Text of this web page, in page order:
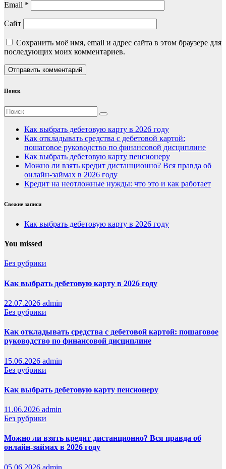
Email *
Сайт
Сохранить моё имя, email и адрес сайта в этом браузере для
последующих моих комментариев.
Поиск
Как выбрать дебетовую карту в 2026 году
Как откладывать средства с дебетовой картой:
пошаговое руководство по финансовой дисциплине
Как выбрать дебетовую карту пенсионеру
Можно ли взять кредит дистанционно? Вся правда об
онлайн-займах в 2026 году
Кредит на неотложные нужды: что это и как работает
Свежие записи
Как выбрать дебетовую карту в 2026 году
You missed
Без рубрики
Как выбрать дебетовую карту в 2026 году
22.07.2026 admin
Без рубрики
Как откладывать средства с дебетовой картой: пошаговое
руководство по финансовой дисциплине
15.06.2026 admin
Без рубрики
Как выбрать дебетовую карту пенсионеру
11.06.2026 admin
Без рубрики
Можно ли взять кредит дистанционно? Вся правда об
онлайн-займах в 2026 году
05.06.2026 admin